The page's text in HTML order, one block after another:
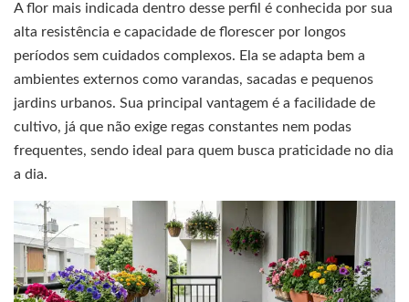
A flor mais indicada dentro desse perfil é conhecida por sua
alta resistência e capacidade de florescer por longos
períodos sem cuidados complexos. Ela se adapta bem a
ambientes externos como varandas, sacadas e pequenos
jardins urbanos. Sua principal vantagem é a facilidade de
cultivo, já que não exige regas constantes nem podas
frequentes, sendo ideal para quem busca praticidade no dia
a dia.